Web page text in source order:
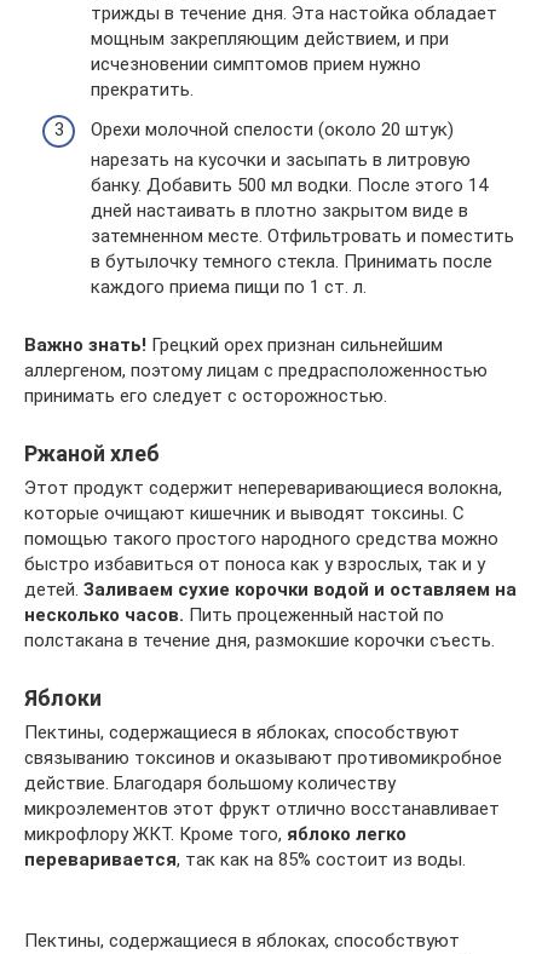
трижды в течение дня. Эта настойка обладает
мощным закрепляющим действием, и при
исчезновении симптомов прием нужно
прекратить.
Орехи молочной спелости (около 20 штук)
нарезать на кусочки и засыпать в литровую
банку. Добавить 500 мл водки. После этого 14
дней настаивать в плотно закрытом виде в
затемненном месте. Отфильтровать и поместить
в бутылочку темного стекла. Принимать после
каждого приема пищи по 1 ст. л.
Важно знать! Грецкий орех признан сильнейшим
аллергеном, поэтому лицам с предрасположенностью
принимать его следует с осторожностью.
Ржаной хлеб
Этот продукт содержит непереваривающиеся волокна,
которые очищают кишечник и выводят токсины. С
помощью такого простого народного средства можно
быстро избавиться от поноса как у взрослых, так и у
детей. Заливаем сухие корочки водой и оставляем на
несколько часов. Пить процеженный настой по
полстакана в течение дня, размокшие корочки съесть.
Яблоки
Пектины, содержащиеся в яблоках, способствуют
связыванию токсинов и оказывают противомикробное
действие. Благодаря большому количеству
микроэлементов этот фрукт отлично восстанавливает
микрофлору ЖКТ. Кроме того, яблоко легко
переваривается, так как на 85% состоит из воды.
Пектины, содержащиеся в яблоках, способствуют